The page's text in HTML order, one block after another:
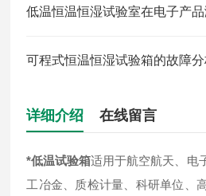
低温恒温恒湿试验室在电子产
可程式恒温恒湿试验箱的故障
详细介绍 在线留言
*低温试验箱适用于航空航天、电
工冶金、质检计量、科研单位、